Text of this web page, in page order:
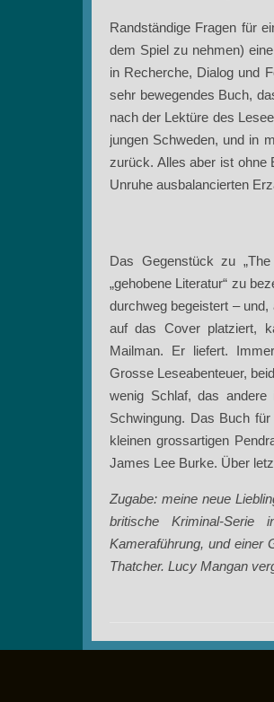
Randständige Fragen für
dem Spiel zu nehmen)
in Recherche, Dialog und
sehr bewegendes Buch,
nach der Lektüre des
jungen Schweden, und in
zurück. Alles aber ist ohne
Unruhe ausbalancierten
Das Gegenstück zu
„gehobene Literatur“ zu
durchweg begeistert –
auf das Cover platziert,
Mailman. Er liefert.
Grosse Leseabenteuer,
wenig Schlaf, das
Schwingung. Das Buch
kleinen grossartigen
James Lee Burke. Über
Zugabe: meine neue
britische Kriminal-Serie
Kameraführung, und einer
Thatcher. Lucy Mangan